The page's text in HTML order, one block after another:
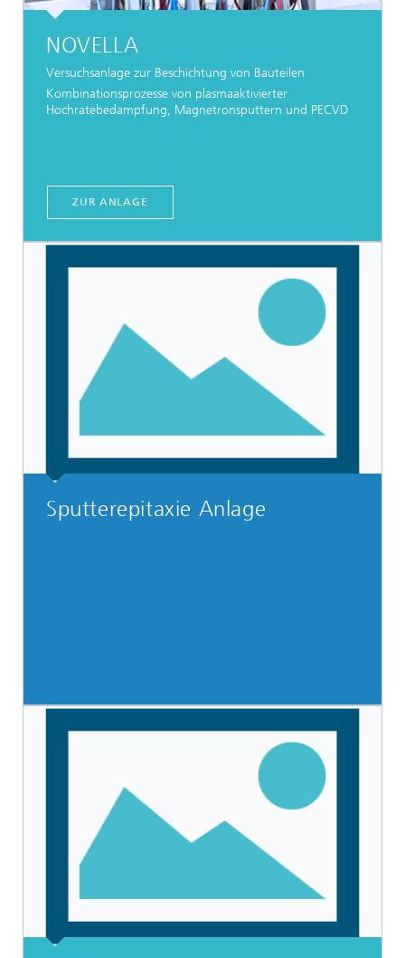
NOVELLA
Versuchsanlage zur Beschichtung von Bauteilen
Kombinationsprozesse von plasmaaktivierter
Hochratebedampfung, Magnetronsputtern und PECVD
ZUR ANLAGE
Sputterepitaxie Anlage